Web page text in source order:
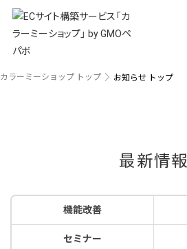
カラーミーショップ トップ お知らせ トップ
最新情報
機能改善
セミナー